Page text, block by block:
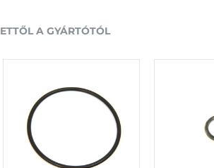
ETTŐL A GYÁRTÓTÓL